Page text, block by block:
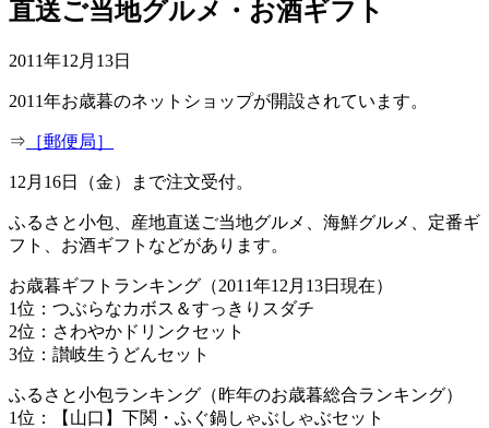
直送ご当地グルメ・お酒ギフト
2011年12月13日
2011年お歳暮のネットショップが開設されています。
⇒ ［郵便局］
12月16日（金）まで注文受付。
ふるさと小包、産地直送ご当地グルメ、海鮮グルメ、定番ギ
フト、お酒ギフトなどがあります。
お歳暮ギフトランキング（2011年12月13日現在）
1位：つぶらなカボス＆すっきりスダチ
2位：さわやかドリンクセット
3位：讃岐生うどんセット
ふるさと小包ランキング（昨年のお歳暮総合ランキング）
1位：【山口】下関・ふぐ鍋しゃぶしゃぶセット